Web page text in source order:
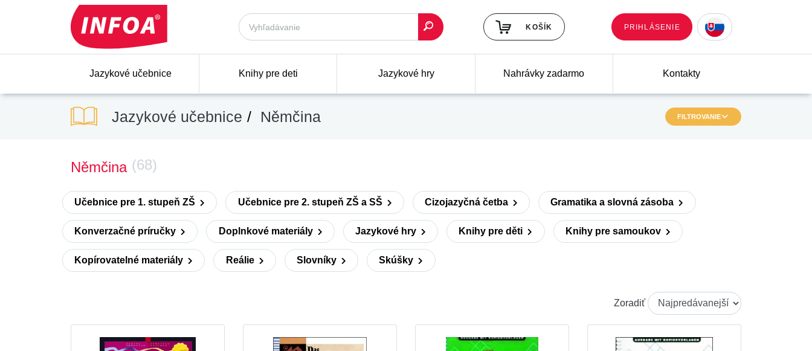
KOŠÍK PRIHLÁSENIE
Jazykové učebnice Knihy pre deti Jazykové hry Nahrávky zadarmo Kontakty
Jazykové učebnice Němčina FILTROVANIE
Němčina (68)
Učebnice pre 1. stupeň ZŠ Učebnice pre 2. stupeň ZŠ a SŠ Cizojazyčná četba Gramatika a slovná zásoba
Konverzačné príručky Doplnkové materiály Jazykové hry Knihy pre děti Knihy pre samoukov
Kopírovatelné materiály Reálie Slovníky Skúšky
Zoradiť